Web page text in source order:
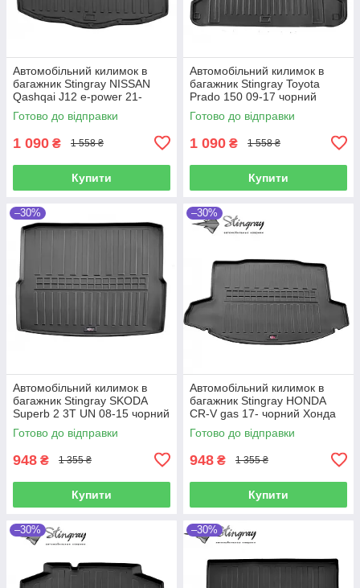
Автомобільний килимок в
багажник Stingray NISSAN
Qashqai J12 e-power 21-
чорний Ниссан Кашкай
Готово до відправки
1 090 ₴ 1 558 ₴
Купити
Автомобільний килимок в
багажник Stingray Toyota
Prado 150 09-17 чорний
Тойота Прадо 150
Готово до відправки
1 090 ₴ 1 558 ₴
Купити
–30%
Автомобільний килимок в
багажник Stingray SKODA
Superb 2 3T UN 08-15 чорний
Шкода Суперб
Готово до відправки
948 ₴ 1 355 ₴
Купити
–30%
Автомобільний килимок в
багажник Stingray HONDA
CR-V gas 17- чорний Хонда
СРВ
Готово до відправки
948 ₴ 1 355 ₴
Купити
–30% –30%